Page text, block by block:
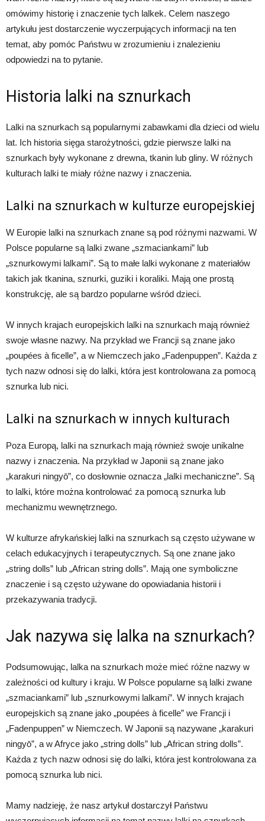
omówimy historię i znaczenie tych lalkek. Celem naszego
artykułu jest dostarczenie wyczerpujących informacji na ten
temat, aby pomóc Państwu w zrozumieniu i znalezieniu
odpowiedzi na to pytanie.
Historia lalki na sznurkach
Lalki na sznurkach są popularnymi zabawkami dla dzieci od wielu
lat. Ich historia sięga starożytności, gdzie pierwsze lalki na
sznurkach były wykonane z drewna, tkanin lub gliny. W różnych
kulturach lalki te miały różne nazwy i znaczenia.
Lalki na sznurkach w kulturze europejskiej
W Europie lalki na sznurkach znane są pod różnymi nazwami. W
Polsce popularne są lalki zwane „szmaciankami” lub
„sznurkowymi lalkami”. Są to małe lalki wykonane z materiałów
takich jak tkanina, sznurki, guziki i koraliki. Mają one prostą
konstrukcję, ale są bardzo popularne wśród dzieci.
W innych krajach europejskich lalki na sznurkach mają również
swoje własne nazwy. Na przykład we Francji są znane jako
„poupées à ficelle”, a w Niemczech jako „Fadenpuppen”. Każda z
tych nazw odnosi się do lalki, która jest kontrolowana za pomocą
sznurka lub nici.
Lalki na sznurkach w innych kulturach
Poza Europą, lalki na sznurkach mają również swoje unikalne
nazwy i znaczenia. Na przykład w Japonii są znane jako
„karakuri ningyō”, co dosłownie oznacza „lalki mechaniczne”. Są
to lalki, które można kontrolować za pomocą sznurka lub
mechanizmu wewnętrznego.
W kulturze afrykańskiej lalki na sznurkach są często używane w
celach edukacyjnych i terapeutycznych. Są one znane jako
„string dolls” lub „African string dolls”. Mają one symboliczne
znaczenie i są często używane do opowiadania historii i
przekazywania tradycji.
Jak nazywa się lalka na sznurkach?
Podsumowując, lalka na sznurkach może mieć różne nazwy w
zależności od kultury i kraju. W Polsce popularne są lalki zwane
„szmaciankami” lub „sznurkowymi lalkami”. W innych krajach
europejskich są znane jako „poupées à ficelle” we Francji i
„Fadenpuppen” w Niemczech. W Japonii są nazywane „karakuri
ningyō”, a w Afryce jako „string dolls” lub „African string dolls”.
Każda z tych nazw odnosi się do lalki, która jest kontrolowana za
pomocą sznurka lub nici.
Mamy nadzieję, że nasz artykuł dostarczył Państwu